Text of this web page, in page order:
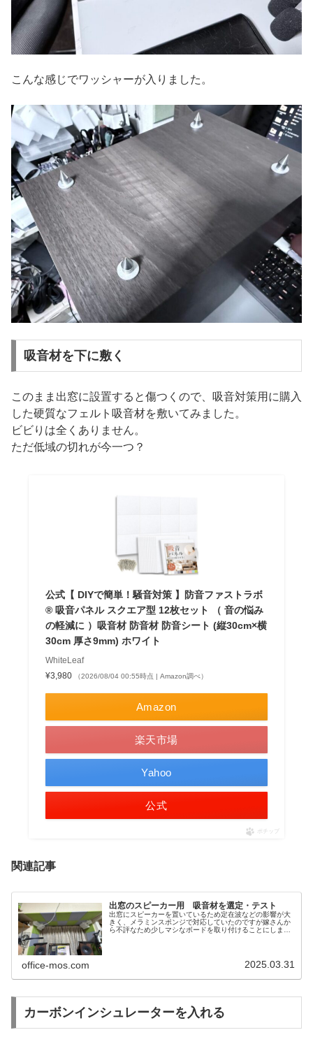
こんな感じでワッシャーが入りました。
吸音材を下に敷く
このまま出窓に設置すると傷つくので、吸音対策用に購入
した硬質なフェルト吸音材を敷いてみました。
ビビりは全くありません。
ただ低域の切れが今一つ？
公式【 DIYで簡単！騒音対策 】防音ファストラボ
® 吸音パネル スクエア型 12枚セット （ 音の悩み
の軽減に ）吸音材 防音材 防音シート (縦30cm×横
30cm 厚さ9mm) ホワイト
WhiteLeaf
¥3,980
（2026/08/04 00:55時点 | Amazon調べ）
Amazon
楽天市場
Yahoo
公式
ポチップ
関連記事
出窓のスピーカー用 吸音材を選定・テスト
出窓にスピーカーを置いているため定在波などの影響が大
きく、メラミンスポンジで対応していたのですが嫁さんか
ら不評なため少しマシなボードを取り付けることにしまし
office-mos.com 2025.03.31
カーボンインシュレーターを入れる